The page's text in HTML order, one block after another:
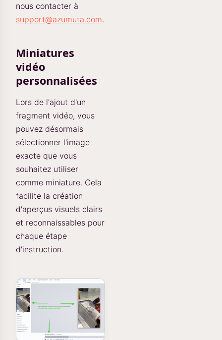
nous contacter à
support@azumuta.com.
Miniatures
vidéo
personnalisées
Lors de l'ajout d'un
fragment vidéo, vous
pouvez désormais
sélectionner l'image
exacte que vous
souhaitez utiliser
comme miniature. Cela
facilite la création
d'aperçus visuels clairs
et reconnaissables pour
chaque étape
d'instruction.